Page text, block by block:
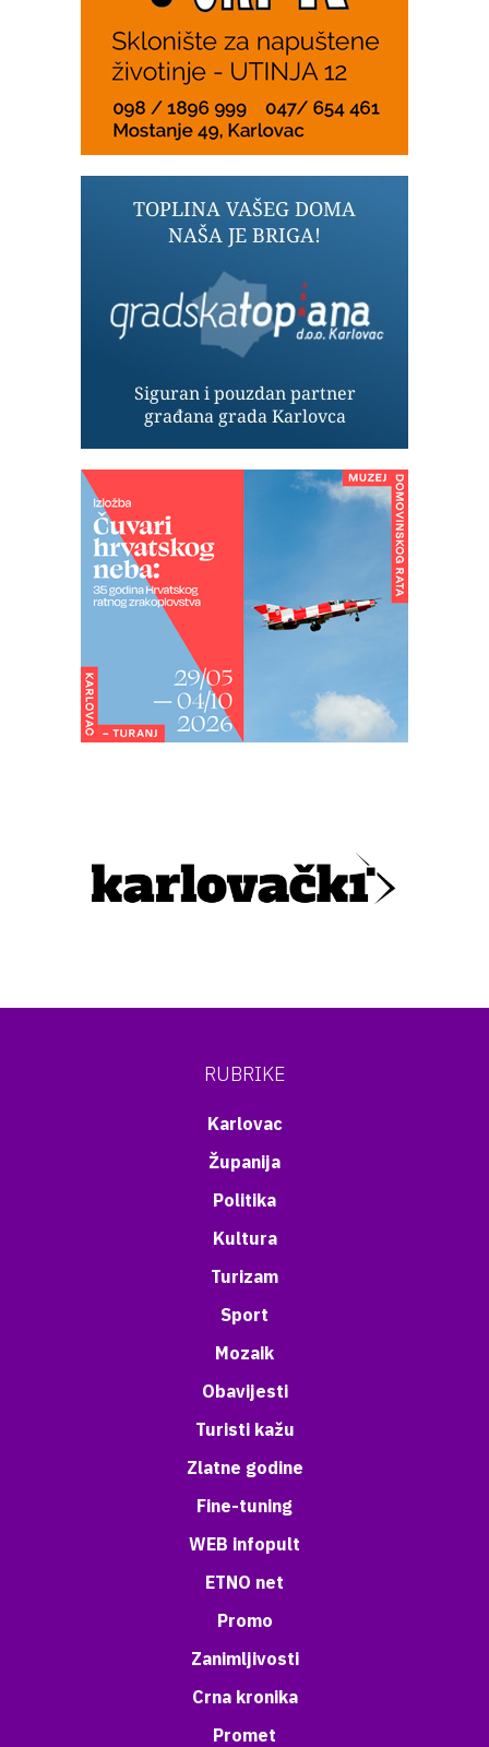
RUBRIKE
Karlovac
Županija
Politika
Kultura
Turizam
Sport
Mozaik
Obavijesti
Turisti kažu
Zlatne godine
Fine-tuning
WEB infopult
ETNO net
Promo
Zanimljivosti
Crna kronika
Promet